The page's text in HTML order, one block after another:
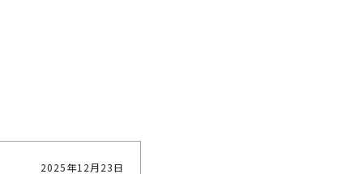
2025年12月23日